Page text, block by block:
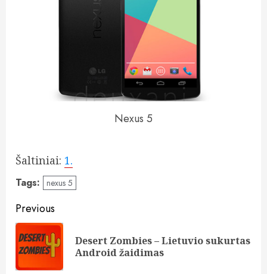
Nexus 5
Šaltiniai: 1.
Tags: nexus 5
Post
navigation
Previous
Desert Zombies – Lietuvio sukurtas
Android žaidimas